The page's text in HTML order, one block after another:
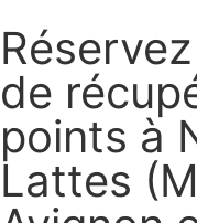
de
points à
Lattes